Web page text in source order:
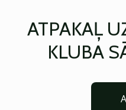
ATPAKAĻ
KLUBA